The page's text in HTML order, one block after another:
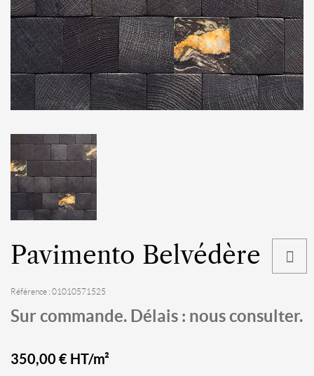
Pavimento Belvédère
Référence : 01010571525
Sur commande. Délais : nous consulter.
350,00 € HT/m²